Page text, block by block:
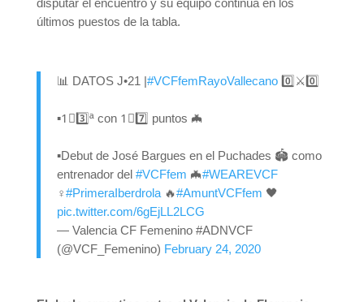
disputar el encuentro y su equipo continúa en los
últimos puestos de la tabla.
📊 DATOS J•21 |#VCFfemRayoVallecano0️⃣⚔0️⃣
▪1⃣3️⃣ª con 1⃣7️⃣ puntos 🦇
▪Debut de José Bargues en el Puchades 🏟 como
entrenador del #VCFfem 🦇#WEAREVCF
♀️#PrimeraIberdrola🔥#AmuntVCFfem 🖤
pic.twitter.com/6gEjLL2LCG
— Valencia CF Femenino #ADNVCF
(@VCF_Femenino) February 24, 2020